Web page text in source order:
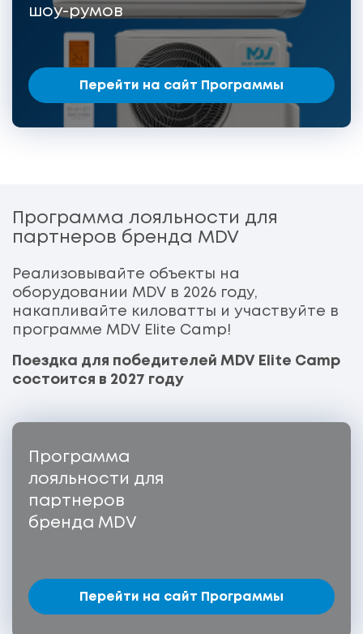
шоу-румов
Перейти на сайт Программы
Программа лояльности для
партнеров бренда MDV
Реализовывайте объекты на
оборудовании MDV в 2026 году,
накапливайте киловатты и участвуйте в
программе MDV Elite Camp!
Поездка для победителей MDV Elite Camp
состоится в 2027 году
Программа
лояльности для
партнеров
бренда MDV
Перейти на сайт Программы